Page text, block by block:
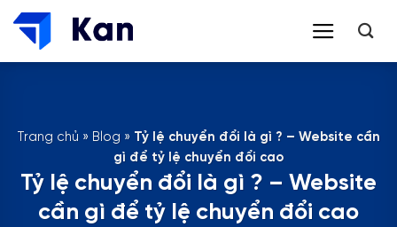
Bỏ
qua
nội
Trang chủ » Blog » Tỷ lệ chuyển đổi là gì ? – Website cần
gì để tỷ lệ chuyển đổi cao
Tỷ lệ chuyển đổi là gì ? – Website
cần gì để tỷ lệ chuyển đổi cao